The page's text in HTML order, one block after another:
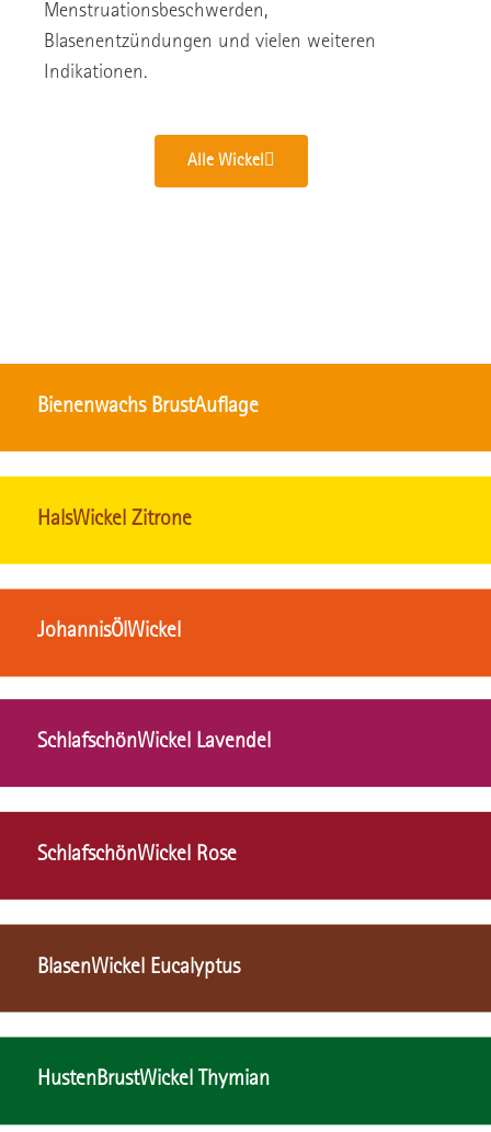
Bienenwachs BrustAuflage
HalsWickel Zitrone
JohannisÖlWickel
SchlafschönWickel Lavendel
SchlafschönWickel Rose
BlasenWickel Eucalyptus
HustenBrustWickel Thymian
Menstruationsbeschwerden,
Blasenentzündungen und vielen weiteren
Indikationen.
Alle Wickel